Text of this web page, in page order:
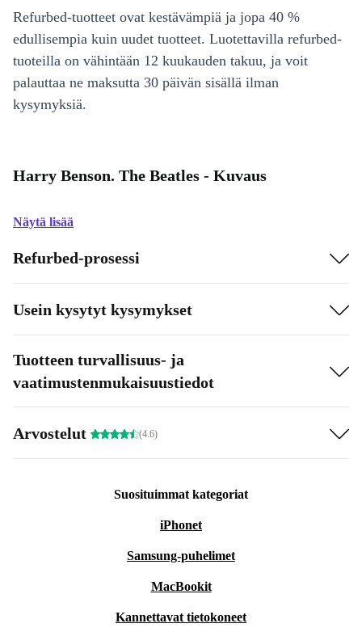
Refurbed-tuotteet ovat kestävämpiä ja jopa 40 %
edullisempia kuin uudet tuotteet. Luotettavilla refurbed-
tuoteilla on vähintään 12 kuukauden takuu, ja voit
palauttaa ne maksutta 30 päivän sisällä ilman
kysymyksiä.
Harry Benson. The Beatles - Kuvaus
Näytä lisää
Refurbed-prosessi
Usein kysytyt kysymykset
Tuotteen turvallisuus- ja
vaatimustenmukaisuustiedot
Arvostelut (4.6)
Suosituimmat kategoriat
iPhonet
Samsung-puhelimet
MacBookit
Kannettavat tietokoneet